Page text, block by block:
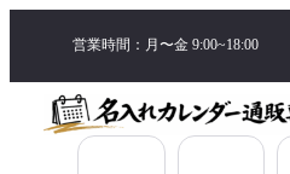
営業時間：月〜金 9:00~18:00